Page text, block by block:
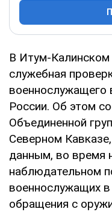
В Итум-Калинском
служебная
военнослужащего
России. Об этом
Объединенной
Северном
данным, во время
наблюдательном
военнослужащих в
обращения с